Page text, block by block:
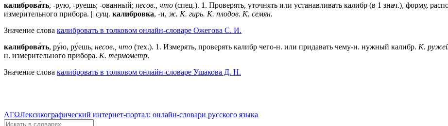
калиброва́ть, -рую, -руешь; -ованный; несов., что (спец.). 1. Проверять, уточнять или устанавливать калибр (в 1 знач.), форму,
измерительного прибора. || сущ. калибровка, -и, ж. К. гирь. К. плодов. К. семян.
Значение слова калибровать в толковом онлайн-словаре Ожегова C. И.
калиброва́ть, ру́ю, ру́ешь, несов., что (тех.). 1 . Измерять, проверять калибр чего-н. или придавать чему-н. нужный калибр. К.
н. измерительного прибора. К. термометр.
Значение слова калибровать в толковом онлайн-словаре Ушакова Д. Н.
ΛΓΩЛексикографический интернет-портал: онлайн-словари русского языка